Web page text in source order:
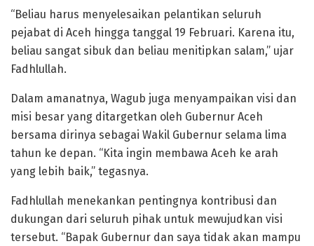
“Beliau harus menyelesaikan pelantikan seluruh
pejabat di Aceh hingga tanggal 19 Februari. Karena itu,
beliau sangat sibuk dan beliau menitipkan salam,” ujar
Fadhlullah.
Dalam amanatnya, Wagub juga menyampaikan visi dan
misi besar yang ditargetkan oleh Gubernur Aceh
bersama dirinya sebagai Wakil Gubernur selama lima
tahun ke depan. “Kita ingin membawa Aceh ke arah
yang lebih baik,” tegasnya.
Fadhlullah menekankan pentingnya kontribusi dan
dukungan dari seluruh pihak untuk mewujudkan visi
tersebut. “Bapak Gubernur dan saya tidak akan mampu